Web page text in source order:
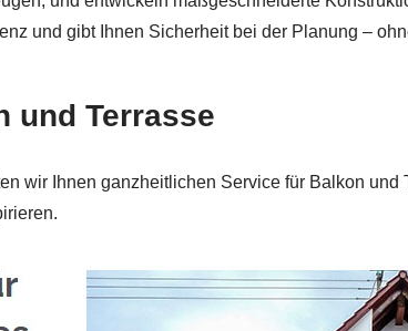
und gibt Ihnen Sicherheit bei der Planung –
und Terrasse
wir Ihnen ganzheitlichen Service für Balkon und